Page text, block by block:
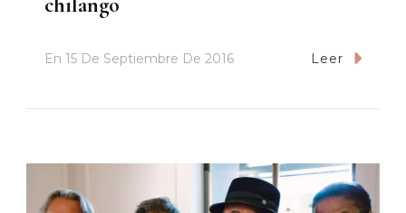
En 15 De Septiembre De 2016 Leer